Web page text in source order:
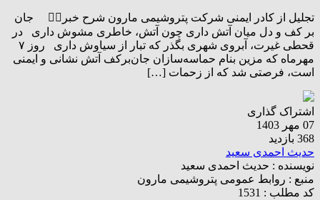
تجلیل از کادر ایمنی شرکت پتروشیمی مارون شرح خبر👇🏻 جان
بر کف و دل میان آتش داری چون آتش، خاطری مشوش داری در
قحطی غیرت، آبروی شهری بگذر که تبار از سیاوش داری روز ۷
مهرماه که مزین بنام حماسه‌سازان جان‌برکف آتش نشانی و ایمنی
است، فرصتی شد که از زحمات […]
اشتراک گذاری
07 مهر 1403
368 بازدید
حدیث احمدی سعید
نویسنده : حدیث احمدی سعید
منبع : روابط عمومی پتروشیمی مارون
کد مطلب : 1531